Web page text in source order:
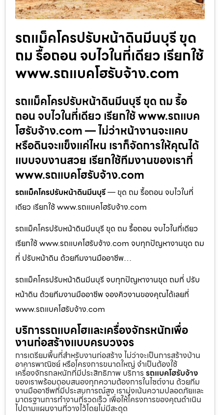
รถแม็คโครปรับหน้าดินมีนบุรี ขุด
ถม รื้อถอน จบไวในที่เดียว เรียกใช้
www.รถแบคโฮรับจ้าง.com
รถแม็คโครปรับหน้าดินมีนบุรี ขุด ถม รื้อ
ถอน จบไวในที่เดียว เรียกใช้ www.รถแบค
โฮรับจ้าง.com — ไม่ว่าหน้างานจะแคบ
หรือดินจะแข็งแค่ไหน เราก็จัดการให้คุณได้
แบบจบงานสวย เรียกใช้ทีมงานของเราที่
www.รถแบคโฮรับจ้าง.com
รถแม็คโครปรับหน้าดินมีนบุรี— ขุด ถม รื้อถอน จบไวในที่
เดียว เรียกใช้ www.รถแบคโฮรับจ้าง.com
รถแม็คโครปรับหน้าดินมีนบุรี ขุด ถม รื้อถอน จบไวในที่เดียว
เรียกใช้ www.รถแบคโฮรับจ้าง.com จบทุกปัญหางานขุด ถม
ที่ ปรับหน้าดิน ด้วยทีมงานมืออาชีพ…
รถแม็คโครปรับหน้าดินมีนบุรี จบทุกปัญหางานขุด ถมที่ ปรับ
หน้าดิน ด้วยทีมงานมืออาชีพ จองคิวงานของคุณได้เลยที่
www.รถแบคโฮรับจ้าง.com
บริการรถแบคโฮและเครื่องจักรหนักเพื่อ
งานก่อสร้างแบบครบวงจร
การเตรียมพื้นที่สำหรับงานก่อสร้าง ไม่ว่าจะเป็นการสร้างบ้าน
อาคารพาณิชย์ หรือโครงการขนาดใหญ่ จำเป็นต้องใช้
เครื่องจักรกลหนักที่มีประสิทธิภาพ บริการ รถแบคโฮรับจ้าง
ของเราพร้อมตอบสนองทุกความต้องการในไซต์งาน ด้วยทีม
งานมืออาชีพที่มีประสบการณ์สูง เรามุ่งเน้นความปลอดภัยและ
มาตรฐานการทำงานที่รวดเร็ว เพื่อให้โครงการของคุณดำเนิน
ไปตามแผนงานที่วางไว้โดยไม่มีสะดุด